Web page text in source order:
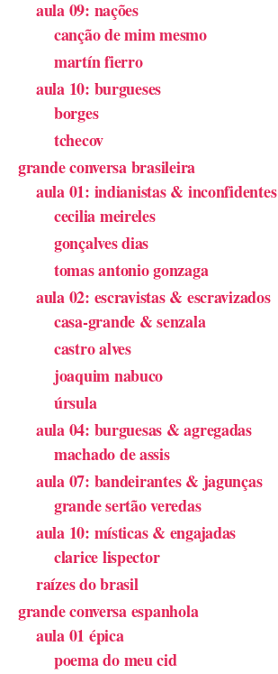
aula 09: nações
canção de mim mesmo
martín fierro
aula 10: burgueses
borges
tchecov
grande conversa brasileira
aula 01: indianistas & inconfidentes
cecilia meireles
gonçalves dias
tomas antonio gonzaga
aula 02: escravistas & escravizados
casa-grande & senzala
castro alves
joaquim nabuco
úrsula
aula 04: burguesas & agregadas
machado de assis
aula 07: bandeirantes & jagunças
grande sertão veredas
aula 10: místicas & engajadas
clarice lispector
raízes do brasil
grande conversa espanhola
aula 01 épica
poema do meu cid